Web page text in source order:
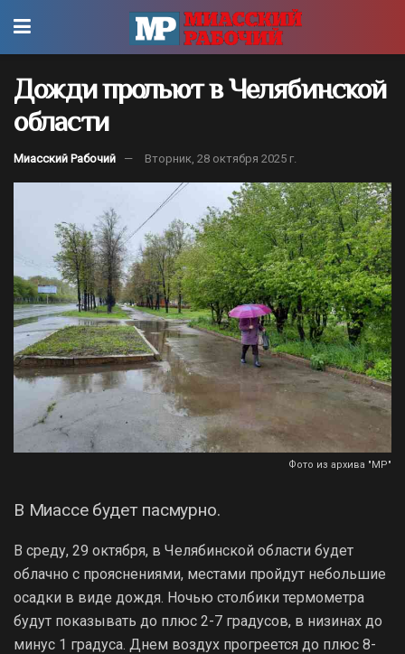
Дожди прольют в Челябинской
области
Миасский Рабочий Вторник, 28 октября 2025 г.
Фото из архива "МР"
В Миассе будет пасмурно.
В среду, 29 октября, в Челябинской области будет
облачно с прояснениями, местами пройдут небольшие
осадки в виде дождя. Ночью столбики термометра
будут показывать до плюс 2-7 градусов, в низинах до
минус 1 градуса. Днем воздух прогреется до плюс 8-